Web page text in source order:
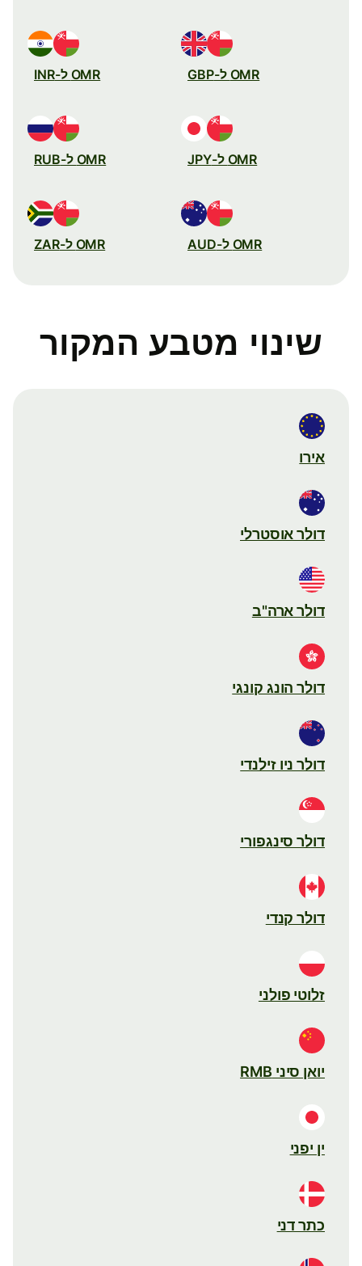
OMR ל-GBP OMR ל-INR
OMR ל-JPY OMR ל-RUB
OMR ל-AUD OMR ל-ZAR
שינוי מטבע המקור
אירו
דולר אוסטרלי
דולר ארה"ב
דולר הונג קונגי
דולר ניו זילנדי
דולר סינגפורי
דולר קנדי
זלוטי פולני
יואן סיני RMB
ין יפני
כתר דני